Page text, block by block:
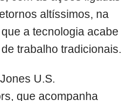
altíssimos, na
a tecnologia acabe
trabalho tradicionais.
U.S.
que acompanha